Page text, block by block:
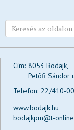
Cím: 8053 Bodajk,
Petõfi Sándor
Telefon: 22/410-
www.bodajk.hu
bodajkpm@t-